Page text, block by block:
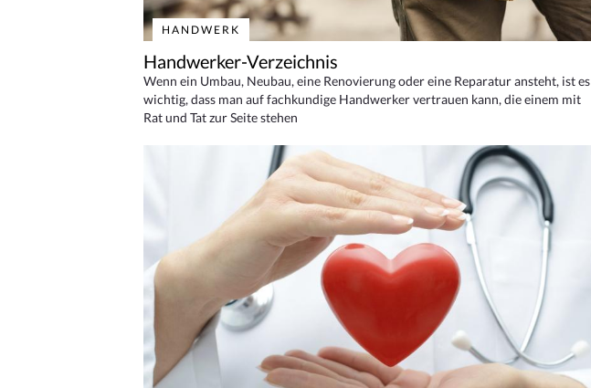
HANDWERK
Handwerker-Verzeichnis
Wenn ein Umbau, Neubau, eine Renovierung oder eine Reparatur ansteht, ist es
wichtig, dass man auf fachkundige Handwerker vertrauen kann, die einem mit
Rat und Tat zur Seite stehen